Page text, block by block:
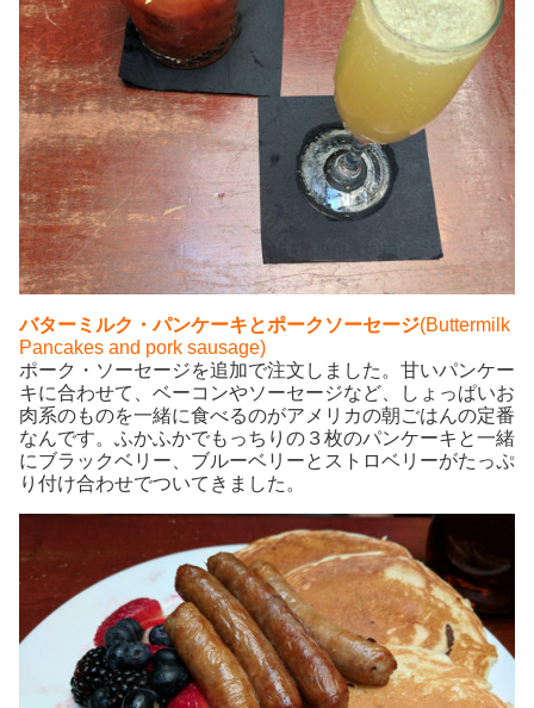
バターミルク・パンケーキとポークソーセージ(Buttermilk
Pancakes and pork sausage)
ポーク・ソーセージを追加で注文しました。甘いパンケー
キに合わせて、ベーコンやソーセージなど、しょっぱいお
肉系のものを一緒に食べるのがアメリカの朝ごはんの定番
なんです。ふかふかでもっちりの３枚のパンケーキと一緒
にブラックベリー、ブルーベリーとストロベリーがたっぷ
り付け合わせでついてきました。